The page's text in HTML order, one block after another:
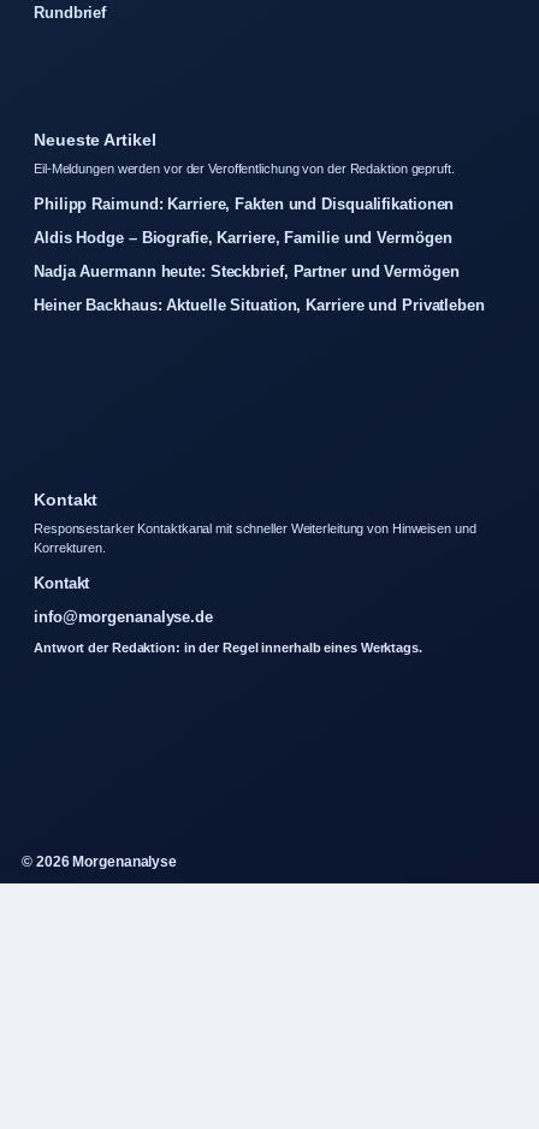
Rundbrief
Neueste Artikel
Eil-Meldungen werden vor der Veroffentlichung von der Redaktion gepruft.
Philipp Raimund: Karriere, Fakten und Disqualifikationen
Aldis Hodge – Biografie, Karriere, Familie und Vermögen
Nadja Auermann heute: Steckbrief, Partner und Vermögen
Heiner Backhaus: Aktuelle Situation, Karriere und Privatleben
Kontakt
Responsestarker Kontaktkanal mit schneller Weiterleitung von Hinweisen und
Korrekturen.
Kontakt
info@morgenanalyse.de
Antwort der Redaktion: in der Regel innerhalb eines Werktags.
© 2026 Morgenanalyse